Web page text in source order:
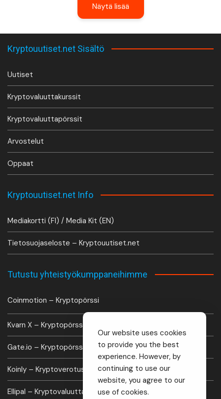
Näytä lisää
Kryptouutiset.net Sisältö
Uutiset
Kryptovaluuttakurssit
Kryptovaluuttapörssit
Arvostelut
Oppaat
Kryptouutiset.net Info
Mediakortti (FI) / Media Kit (EN)
Tietosuojaseloste – Kryptouutiset.net
Tutustu yhteistyökumppaneihimme
Coinmotion – Kryptopörssi
Kvarn X – Kryptopörssi
Gate.io – Kryptopörssi
Koinly – Kryptoverotus laskuri
Ellipal – Kryptovaluutta lompakko
Our website uses cookies
to provide you the best
experience. However, by
continuing to use our
website, you agree to our
use of cookies.